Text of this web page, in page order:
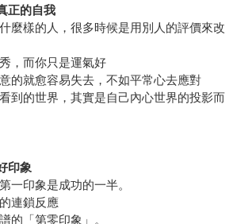
正的自我
麼樣的人，很多時候是用別人的評價來改
，而你只是運氣好
的就愈容易失去，不如平常心去應對
到的世界，其實是自己內心世界的投影而
印象
一印象是成功的一半。
連鎖反應
的「第零印象」。